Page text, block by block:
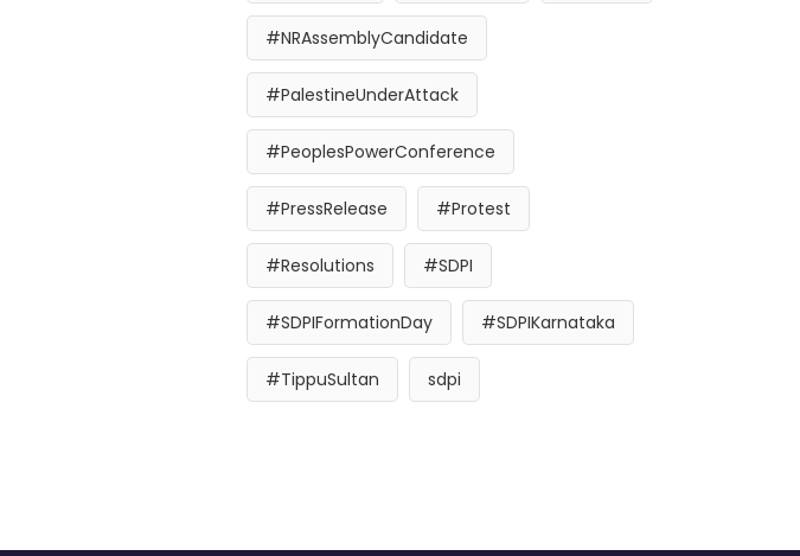
#NRAssemblyCandidate
#PalestineUnderAttack
#PeoplesPowerConference
#PressRelease #Protest
#Resolutions #SDPI
#SDPIFormationDay #SDPIKarnataka
#TippuSultan sdpi